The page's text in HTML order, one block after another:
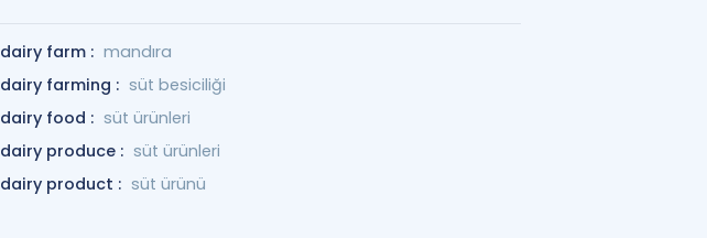
dairy farm : mandıra
dairy farming : süt besiciliği
dairy food : süt ürünleri
dairy produce : süt ürünleri
dairy product : süt ürünü